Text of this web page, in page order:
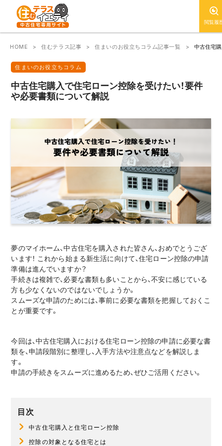
閲覧履
HOME 住むテラス記事 住まいのお役立ちコラム記事一覧 中古住宅
住まいのお役立ちコラム
中古住宅購入で住宅ローン控除を受けたい！要件
や必要書類について解説
夢のマイホーム、中古住宅を購入された皆さん、おめでとうござ
います！ これから始まる新生活に向けて、住宅ローン控除の申請
準備は進んでいますか？
手続きは複雑で、必要な書類も多いことから、不安に感じている
方も少なくないのではないでしょうか。
スムーズな申請のためには、事前に必要な書類を把握しておくこ
とが重要です。
今回は、中古住宅購入における住宅ローン控除の申請に必要な書
類を、申請段階別に整理し、入手方法や注意点などを解説しま
す。
申請の手続きをスムーズに進めるため、ぜひご活用ください。
目次
中古住宅購入と住宅ローン控除
控除の対象となる住宅とは